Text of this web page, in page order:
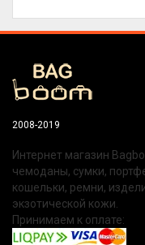
2008-2019
Интернет магазин
чемоданы, сумки,
кошельки, ремни,
экзотической кожи.
Принимаем к оплате: